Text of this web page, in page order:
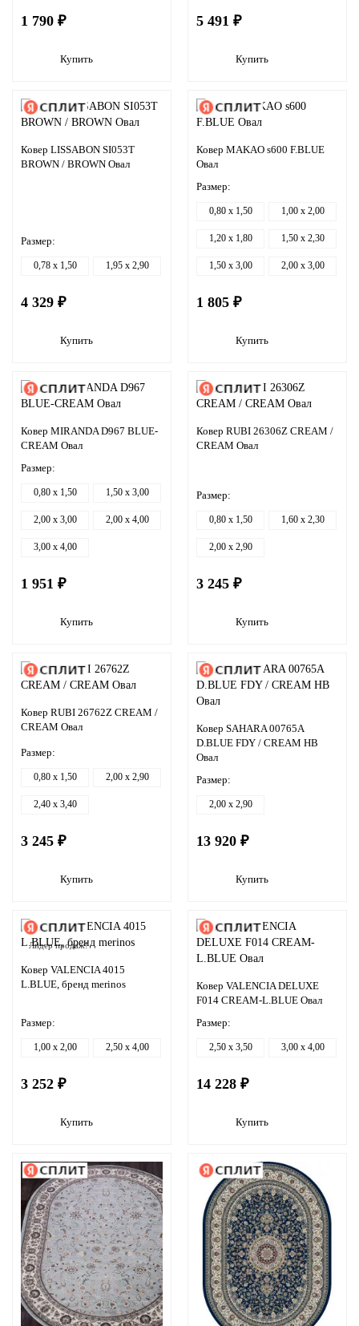
1 790 ₽
Купить
5 491 ₽
Купить
Ковер LISSABON SI053T
BROWN / BROWN Овал
Размер:
0,78 x 1,50 1,95 x 2,90
4 329 ₽
Купить
Ковер MAKAO s600 F.BLUE
Овал
Размер:
0,80 x 1,50 1,00 x 2,00
1,20 x 1,80 1,50 x 2,30
1,50 x 3,00 2,00 x 3,00
1 805 ₽
Купить
Ковер MIRANDA D967 BLUE-
CREAM Овал
Размер:
0,80 x 1,50 1,50 x 3,00
2,00 x 3,00 2,00 x 4,00
3,00 x 4,00
1 951 ₽
Купить
Ковер RUBI 26306Z CREAM /
CREAM Овал
Размер:
0,80 x 1,50 1,60 x 2,30
2,00 x 2,90
3 245 ₽
Купить
Ковер RUBI 26762Z CREAM /
CREAM Овал
Размер:
0,80 x 1,50 2,00 x 2,90
2,40 x 3,40
3 245 ₽
Купить
Ковер SAHARA 00765A
D.BLUE FDY / CREAM HB
Овал
Размер:
2,00 x 2,90
13 920 ₽
Купить
Лидер продаж!
Ковер VALENCIA 4015
L.BLUE, бренд merinos
Размер:
1,00 x 2,00 2,50 x 4,00
3 252 ₽
Купить
Ковер VALENCIA DELUXE
F014 CREAM-L.BLUE Овал
Размер:
2,50 x 3,50 3,00 x 4,00
14 228 ₽
Купить